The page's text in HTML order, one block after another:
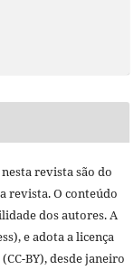
revista são do
revista. O conteúdo
dos autores. A
e adota a licença
BY), desde janeiro